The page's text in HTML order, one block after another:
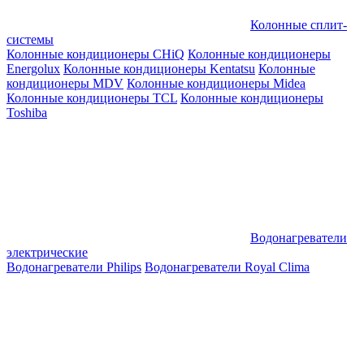
Колонные сплит-
системы
Колонные кондиционеры CHiQ Колонные кондиционеры
Energolux Колонные кондиционеры Kentatsu Колонные
кондиционеры MDV Колонные кондиционеры Midea
Колонные кондиционеры TCL Колонные кондиционеры
Toshiba
Водонагреватели
электрические
Водонагреватели Philips Водонагреватели Royal Clima